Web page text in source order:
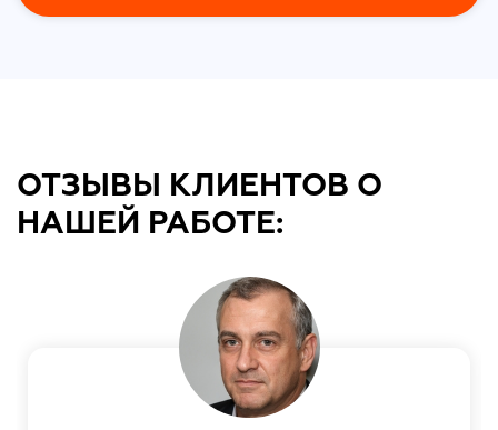
ОТЗЫВЫ КЛИЕНТОВ О
НАШЕЙ РАБОТЕ: